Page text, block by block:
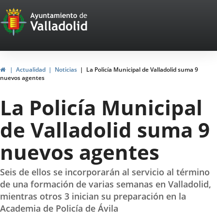
Portal
Web
del
Ayuntamiento
de
Valladolid
InicioActualidad Noticias
La Policía Municipal de Valladolid suma 9
nuevos agentes
La Policía Municipal
de Valladolid suma 9
nuevos agentes
Seis de ellos se incorporarán al servicio al término
de una formación de varias semanas en Valladolid,
mientras otros 3 inician su preparación en la
Academia de Policía de Ávila